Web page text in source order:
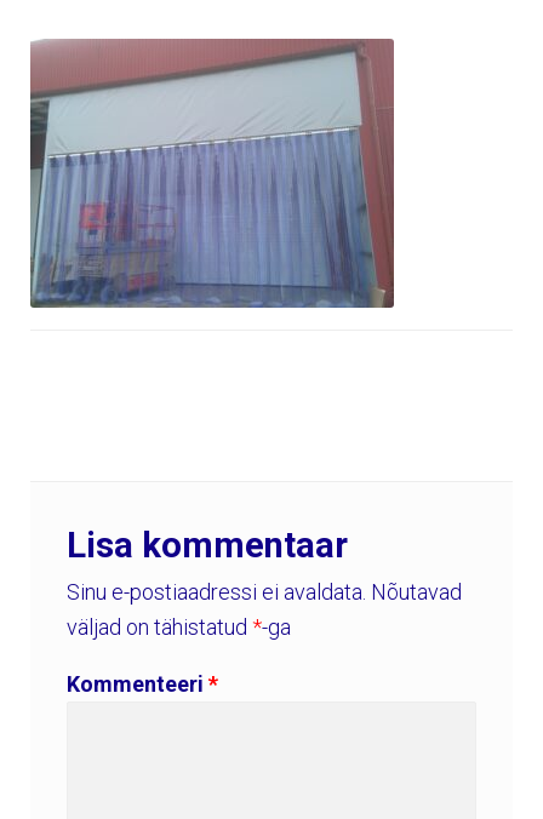
Lisa kommentaar
Sinu e-postiaadressi ei avaldata. Nõutavad
väljad on tähistatud *-ga
Kommenteeri *